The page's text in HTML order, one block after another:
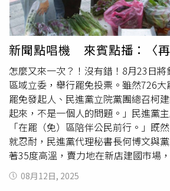
新聞點唱機 來賓點播：〈再
怎麼又來一次？！沒有錯！8月23日
區域立委，舉行罷免投票。雖然726
罷免發起人、民進黨立院黨團總召柯
起來，不是一個人的問題。」民進黨
「在罷（免）區陪伴公民前行。」既
就忍耐，民進黨代理秘書長何博文與
著35度高溫，賣力地在新店建國市場
點播，📢理想混蛋演唱，〈再一次就
想我做得到勇敢去擁有我們的美好
08月12日, 2025